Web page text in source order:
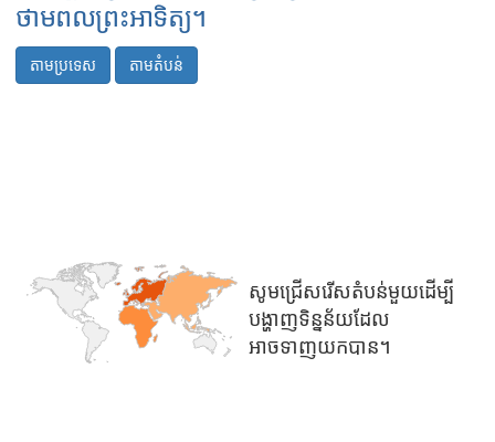
ថាមពលព្រះអាទិត្យ។
តាមប្រទេស តាមតំបន់
017.5
សូមជ្រើសរើសតំបន់មួយដើម្បី
បង្ហាញទិន្នន័យដែល
អាចទាញយកបាន។